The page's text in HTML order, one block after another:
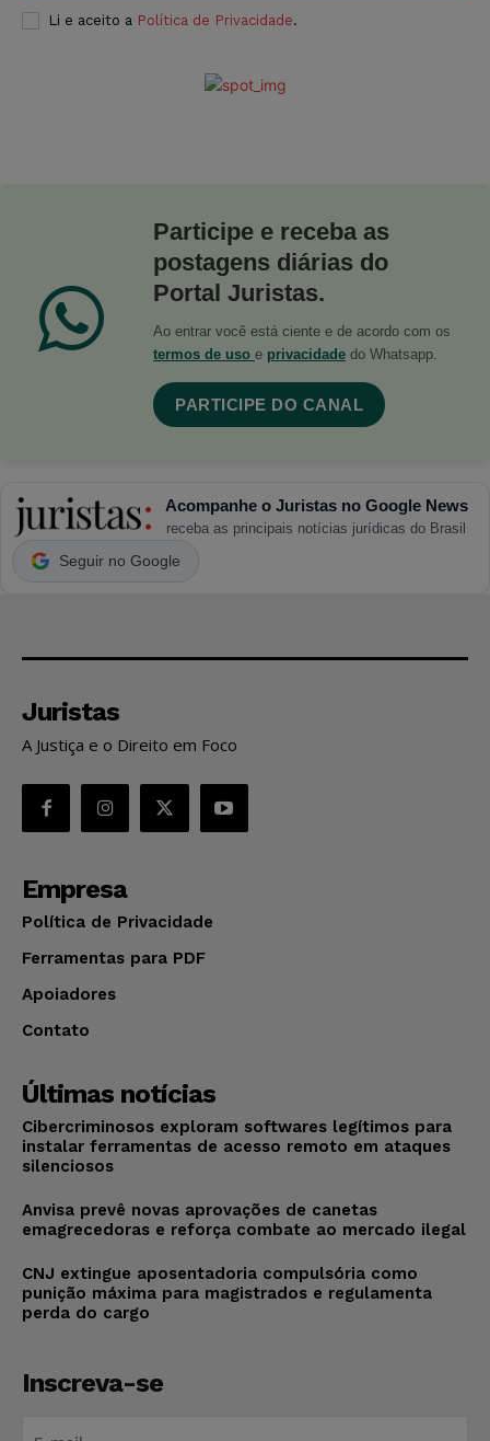
Li e aceito a Política de Privacidade.
Participe e receba as
postagens diárias do
Portal Juristas.
Ao entrar você está ciente e de acordo com os
termos de uso e privacidade do Whatsapp.
PARTICIPE DO CANAL
Acompanhe o Juristas no Google News
receba as principais notícias jurídicas do Brasil
Seguir no Google
Juristas
A Justiça e o Direito em Foco
Empresa
Política de Privacidade
Ferramentas para PDF
Apoiadores
Contato
Últimas notícias
Cibercriminosos exploram softwares legítimos para
instalar ferramentas de acesso remoto em ataques
silenciosos
Anvisa prevê novas aprovações de canetas
emagrecedoras e reforça combate ao mercado ilegal
CNJ extingue aposentadoria compulsória como
punição máxima para magistrados e regulamenta
perda do cargo
Inscreva-se